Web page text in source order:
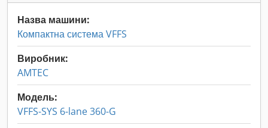
Назва машини:
Компактна система VFFS
Виробник:
AMTEC
Модель:
VFFS-SYS 6-lane 360-G